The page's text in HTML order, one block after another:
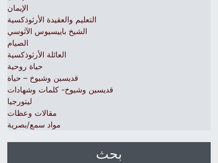
الإيمان
التعليم والعقيدة الأرثوذكسية
الشيخ باييسيوس الآثوسي
الصيام
العائلة الأرثوذكسية
حياة روحية
قديسين وشيوخ – حياة
قديسين وشيوخ- كلمات وشهادات
ليتورجيا
مقالات وعظات
مواد سمع/بصرية
بحث